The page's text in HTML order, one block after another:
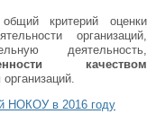
критерий оценки
организаций,
деятельность,
качеством
организаций.
НОКОУ в 2016 году